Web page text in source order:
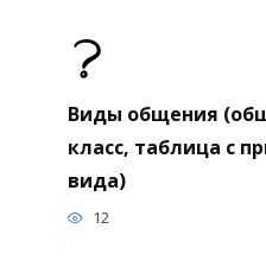
Виды общения
класс, таблица с
вида)
12